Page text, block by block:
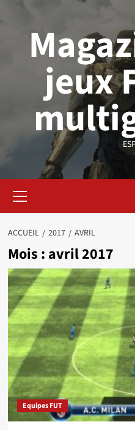
jeux
principal
ACCUEIL 2017 AVRIL
Mois : avril 2017
Equipes FUT